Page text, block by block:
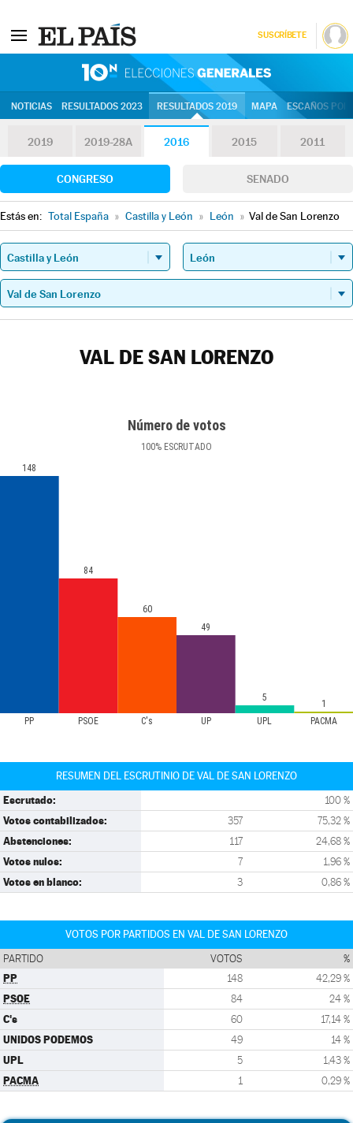
SUSCRÍBETE
NOTICIAS RESULTADOS 2023 RESULTADOS 2019 MAPA ESCAÑOS
2019 2019-28A 2016 2015 2011
CONGRESO SENADO
Estás en: Total España » Castilla y León » León » Val de San Lorenzo
VAL DE SAN LORENZO
Número de votos
100% ESCRUTADO
PP PSOE C's UP UPL PACMA
148
84
60
49
5
1
RESUMEN DEL ESCRUTINIO DE VAL DE SAN LORENZO
Escrutado: 100 %
Votos contabilizados: 357 75,32 %
Abstenciones: 117 24,68 %
Votos nulos: 7 1,96 %
Votos en blanco: 3 0,86 %
VOTOS POR PARTIDOS EN VAL DE SAN LORENZO
PARTIDO VOTOS %
PP 148 42,29 %
PSOE 84 24 %
C's 60 17,14 %
UNIDOS PODEMOS 49 14 %
UPL 5 1,43 %
PACMA 1 0,29 %